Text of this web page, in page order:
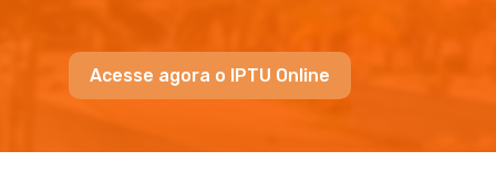
Acesse agora o IPTU Online